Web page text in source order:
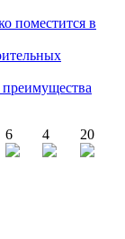
поместится в
6 4 20